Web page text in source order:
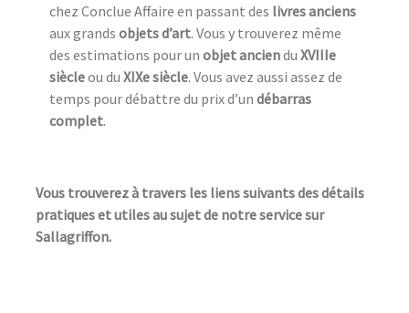
chez Conclue Affaire en passant des livres anciens
aux grands objets d’art. Vous y trouverez même
des estimations pour un objet anciendu XVIIIe
siècleou du XIXe siècle. Vous avez aussi assez de
temps pour débattre du prix d’un débarras
complet.
Vous trouverez à travers les liens suivants des détails
pratiques et utiles au sujet de notre service sur
Sallagriffon.